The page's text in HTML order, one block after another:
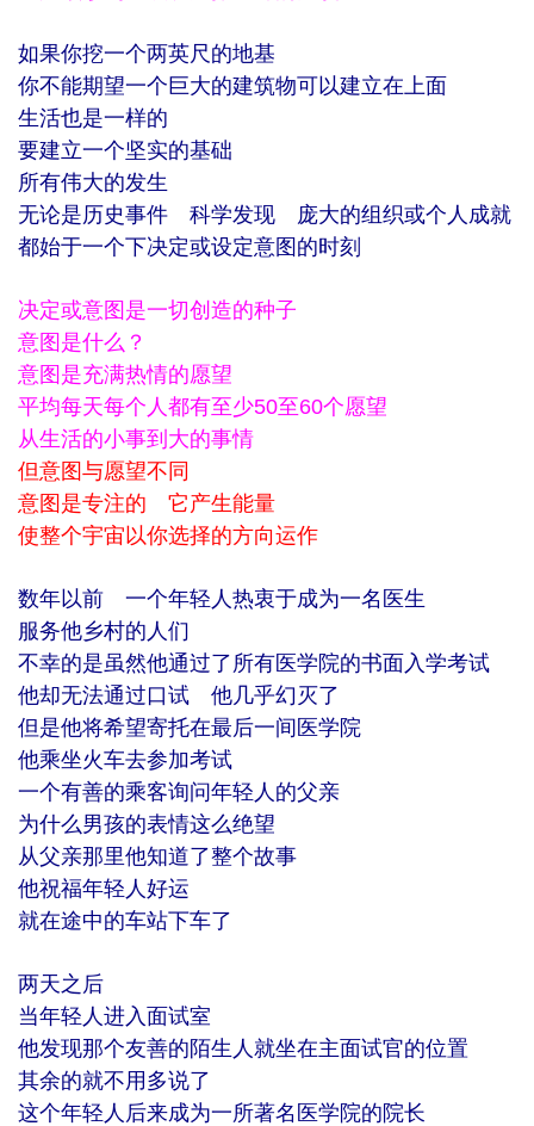
如果你挖一个两英尺的地基
你不能期望一个巨大的建筑物可以建立在上面
生活也是一样的
要建立一个坚实的基础
所有伟大的发生
无论是历史事件 科学发现 庞大的组织或个人成就
都始于一个下决定或设定意图的时刻
决定或意图是一切创造的种子
意图是什么？
意图是充满热情的愿望
平均每天每个人都有至少50至60个愿望
从生活的小事到大的事情
但意图与愿望不同
意图是专注的 它产生能量
使整个宇宙以你选择的方向运作
数年以前 一个年轻人热衷于成为一名医生
服务他乡村的人们
不幸的是虽然他通过了所有医学院的书面入学考试
他却无法通过口试 他几乎幻灭了
但是他将希望寄托在最后一间医学院
他乘坐火车去参加考试
一个有善的乘客询问年轻人的父亲
为什么男孩的表情这么绝望
从父亲那里他知道了整个故事
他祝福年轻人好运
就在途中的车站下车了
两天之后
当年轻人进入面试室
他发现那个友善的陌生人就坐在主面试官的位置
其余的就不用多说了
这个年轻人后来成为一所著名医学院的院长